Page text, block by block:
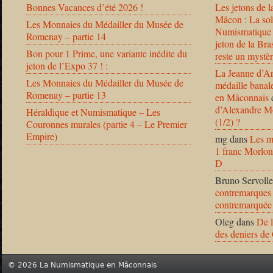
Bonnes Vacances d’été 2026 !
Les Monnaies du Médailler du Musée de
Romenay – partie 14
Bon pour 1 Prime, une variante inédite du
jeton de l’Expo 37 ! :
Les Monnaies du Médailler du Musée de
Romenay – partie 13
Héraldique et Numismatique – Les
Couronnes murales (partie 4 – Le Premier
Empire)
Les jetons de
Mâcon : La
jeton de la
reste un
La Jeanne
médaille
en Mâconnais
d’Alexandre
(1/2) ?
mgdansLes
1 franc
D
Bruno Servolle
OlegdansDe
des deniers
© 2026 La Numismatique en Mâconnais